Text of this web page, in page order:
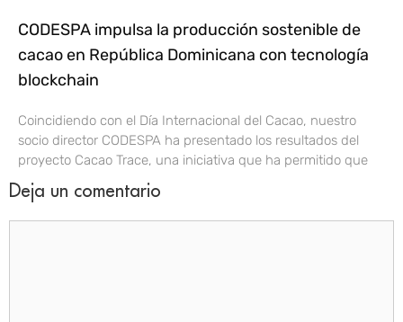
CODESPA impulsa la producción sostenible de
cacao en República Dominicana con tecnología
blockchain
Coincidiendo con el Día Internacional del Cacao, nuestro
socio director CODESPA ha presentado los resultados del
proyecto Cacao Trace, una iniciativa que ha permitido que
Deja un comentario